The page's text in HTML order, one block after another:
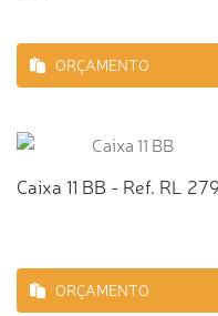
ORÇAMENTO
Caixa 11 BB - Ref. RL 279
ORÇAMENTO